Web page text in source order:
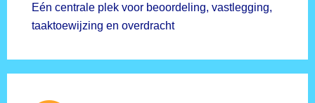
Eén centrale plek voor beoordeling, vastlegging,
taaktoewijzing en overdracht